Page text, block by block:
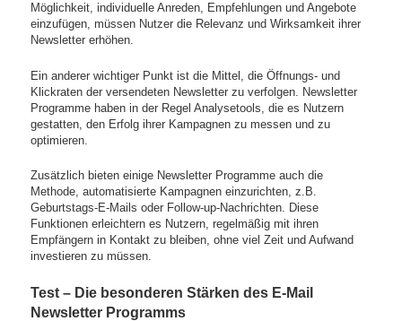
Möglichkeit, individuelle Anreden, Empfehlungen und Angebote
einzufügen, müssen Nutzer die Relevanz und Wirksamkeit ihrer
Newsletter erhöhen.
Ein anderer wichtiger Punkt ist die Mittel, die Öffnungs- und
Klickraten der versendeten Newsletter zu verfolgen. Newsletter
Programme haben in der Regel Analysetools, die es Nutzern
gestatten, den Erfolg ihrer Kampagnen zu messen und zu
optimieren.
Zusätzlich bieten einige Newsletter Programme auch die
Methode, automatisierte Kampagnen einzurichten, z.B.
Geburtstags-E-Mails oder Follow-up-Nachrichten. Diese
Funktionen erleichtern es Nutzern, regelmäßig mit ihren
Empfängern in Kontakt zu bleiben, ohne viel Zeit und Aufwand
investieren zu müssen.
Test – Die besonderen Stärken des E-Mail
Newsletter Programms